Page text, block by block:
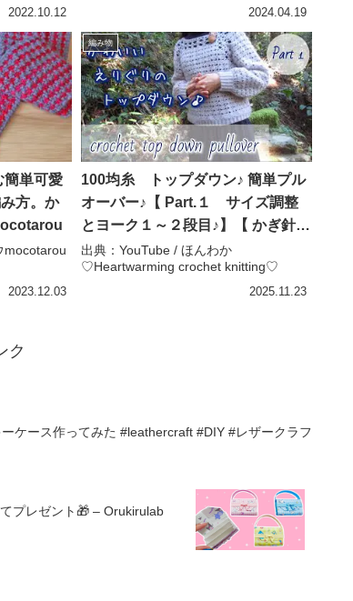
2022.10.12
slow life♡ crochet knitting♡ 編み
物Vlog
2024.04.19
簡単可愛
方。か
mocotarou
2023.12.03
編み物
100均糸 トップダウン♪ 簡単プル
オーバー♪【 Part.１ サイズ調整
とヨーク１～２段目♪】【 かぎ針編
み】 crochet top down
pullover ～編み物 Vlog 349 – ほ
んわか♡Heartwarming crochet
出典：YouTube / ほんわか
♡Heartwarming crochet knitting♡
2025.11.23
ク
ケース作ってみた #leathercraft #DIY #レザークラフ
プレゼント🎁 – Orukirulab